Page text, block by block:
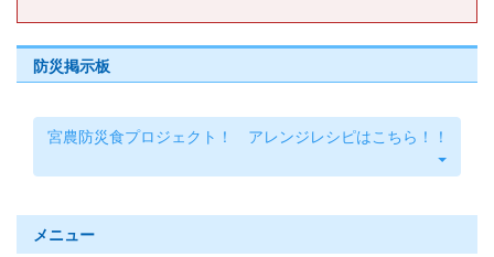
防災掲示板
宮農防災食プロジェクト！ アレンジレシピはこちら！！
メニュー